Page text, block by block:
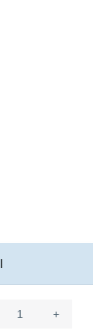
Quantity+